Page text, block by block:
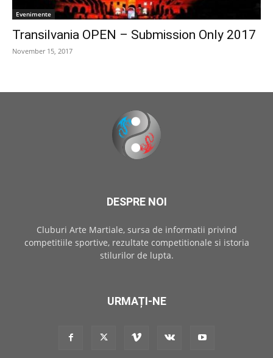
Evenimente
Transilvania OPEN – Submission Only 2017
November 15, 2017
DESPRE NOI
Cluburi Arte Martiale, sursa de informatii privind
competitiile sportive, rezultate competitionale si istoria
stilurilor de lupta.
URMAȚI-NE